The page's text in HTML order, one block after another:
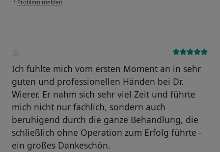
Problem melden
Ich fühlte mich vom ersten Moment an in sehr
guten und professionellen Händen bei Dr.
Wierer. Er nahm sich sehr viel Zeit und führte
mich nicht nur fachlich, sondern auch
beruhigend durch die ganze Behandlung, die
schließlich ohne Operation zum Erfolg führte -
ein großes Dankeschön.